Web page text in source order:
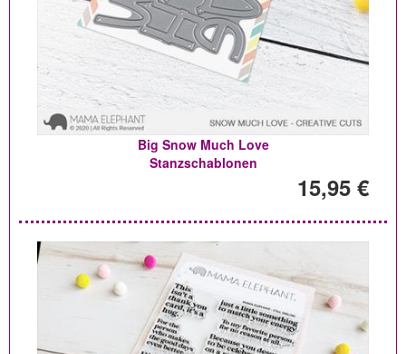
Big Snow Much Love
Stanzschablonen
15,95 €